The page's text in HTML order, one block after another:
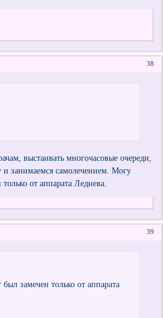
38
выстаивать многочасовые очереди,
и занимаемся самолечением. Могу
от аппарата Леднева.
39
замечен только от аппарата